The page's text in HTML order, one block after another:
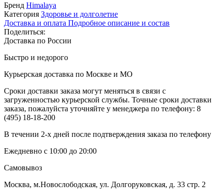
Бренд Himalaya
Категория Здоровье и долголетие
Доставка и оплата Подробное описание и состав
Поделиться:
Доставка по России
Быстро и недорого
Курьерская доставка по Москве и МО
Сроки доставки заказа могут меняться в связи с
загруженностью курьерской службы. Точные сроки доставки
заказа, пожалуйста уточняйте у менеджера по телефону: 8
(495) 18-18-200
В течении 2-х дней после подтверждения заказа по телефону
Ежедневно с 10:00 до 20:00
Самовывоз
Москва, м.Новослободская, ул. Долгоруковская, д. 33 стр. 2